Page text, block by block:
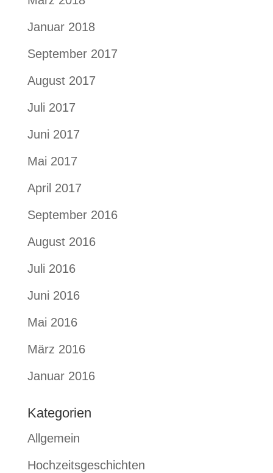
Januar 2018
September 2017
August 2017
Juli 2017
Juni 2017
Mai 2017
April 2017
September 2016
August 2016
Juli 2016
Juni 2016
Mai 2016
März 2016
Januar 2016
Kategorien
Allgemein
Hochzeitsgeschichten